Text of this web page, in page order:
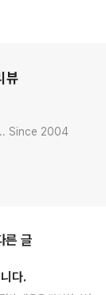
뷰
... Since 2004
른 글
다.